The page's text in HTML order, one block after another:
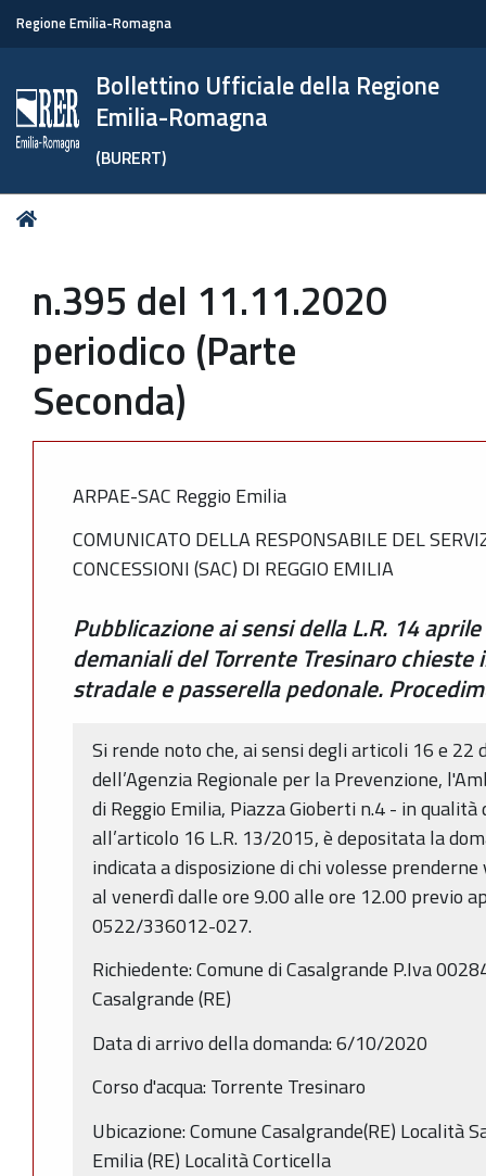
Regione Emilia-Romagna
Bollettino Ufficiale della Regione
Emilia-Romagna
(BURERT)
Tu
n.395 del 11.11.2020
periodico (Parte
Seconda)
ARPAE-SAC Reggio Emilia
COMUNICATO DELLA RESPONSABILE DEL
CONCESSIONI (SAC) DI REGGIO EMILIA
Pubblicazione ai sensi della L.R. 14
demaniali del Torrente Tresinaro chieste
stradale e passerella pedonale.
Si rende noto che, ai sensi degli articoli 16 e
dell’Agenzia Regionale per la Prevenzione,
di Reggio Emilia, Piazza Gioberti n.4 - in
all’articolo 16 L.R. 13/2015, è depositata la
indicata a disposizione di chi volesse
al venerdì dalle ore 9.00 alle ore 12.00 previo
0522/336012-027.
Richiedente: Comune di Casalgrande P.Iva
Casalgrande (RE)
Data di arrivo della domanda: 6/10/2020
Corso d'acqua: Torrente Tresinaro
Ubicazione: Comune Casalgrande(RE) Località
Emilia (RE) Località Corticella